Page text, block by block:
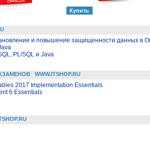
и повышение защищенности данных в
PL/SQL и Java
WWW.ITSHOP.RU
2017 Implementation Essentials
6 Essentials